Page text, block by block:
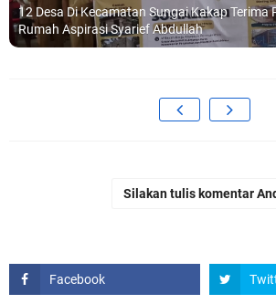
12 Desa Di Kecamatan Sungai Kakap Terima
Rumah Aspirasi Syarief Abdullah
Silakan tulis komentar